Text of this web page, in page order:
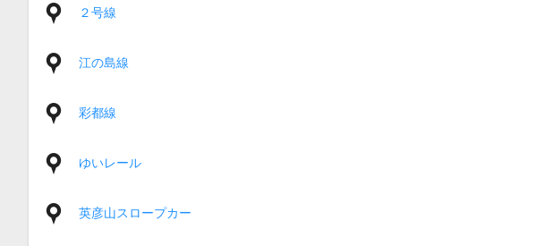
２号線
江の島線
彩都線
ゆいレール
英彦山スロープカー